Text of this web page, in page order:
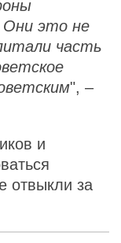
Они это не
часть
", –
и
отвыкли за